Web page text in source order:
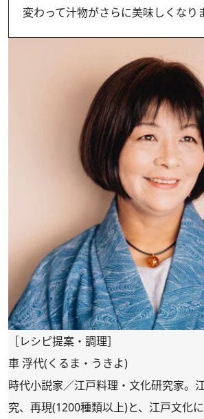
変わって汁物がさらに美味しくなり
［レシピ提案・調理］
車 浮代(くるま・うきよ)
時代小説家／江戸料理・文化研究家。
究、再現(1200種類以上)と、江戸文化に